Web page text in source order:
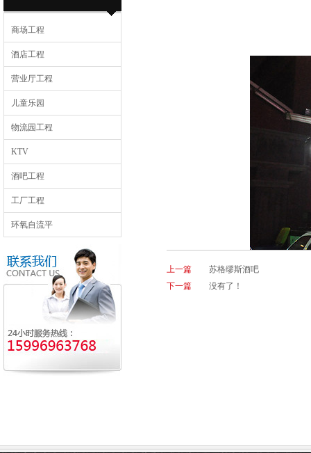
商场工程
酒店工程
营业厅工程
儿童乐园
物流园工程
KTV
酒吧工程
工厂工程
环氧自流平
上一篇
苏格缪斯酒吧
下一篇
没有了！